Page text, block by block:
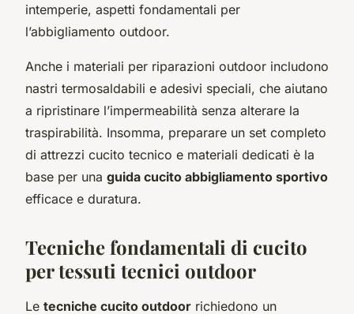
intemperie, aspetti fondamentali per
l’abbigliamento outdoor.
Anche i materiali per riparazioni outdoor includono
nastri termosaldabili e adesivi speciali, che aiutano
a ripristinare l’impermeabilità senza alterare la
traspirabilità. Insomma, preparare un set completo
di attrezzi cucito tecnico e materiali dedicati è la
base per una guida cucito abbigliamento sportivo
efficace e duratura.
Tecniche fondamentali di cucito
per tessuti tecnici outdoor
Le tecniche cucito outdoor richiedono un